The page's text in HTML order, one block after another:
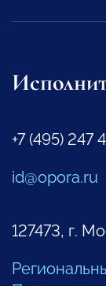
+7 (495) 247
id@opora.ru
127473, г.